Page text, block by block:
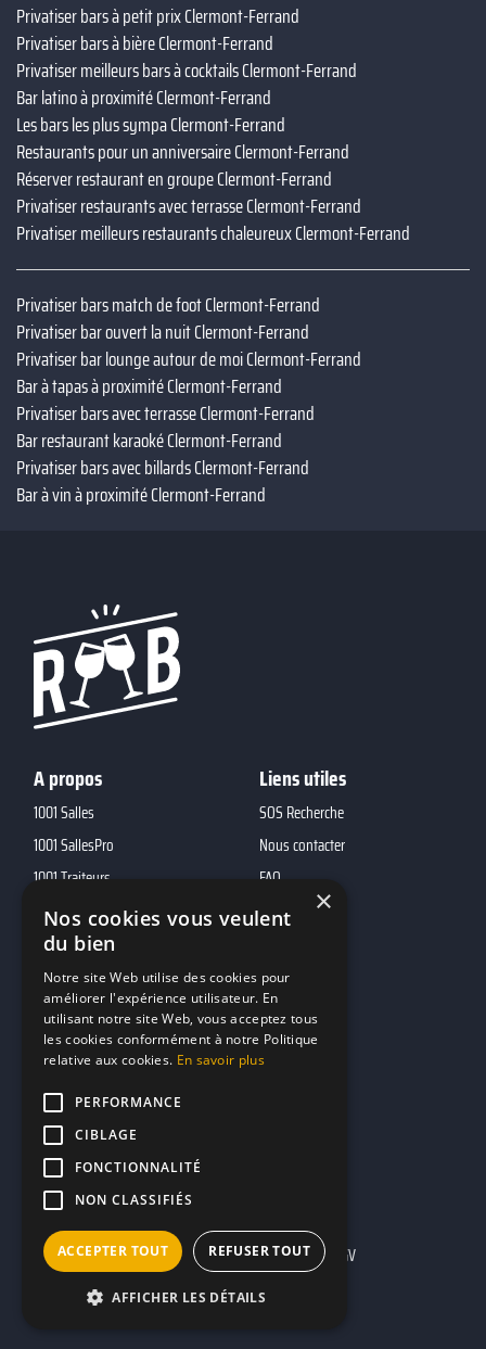
Privatiser bars à petit prix Clermont-Ferrand
Privatiser bars à bière Clermont-Ferrand
Privatiser meilleurs bars à cocktails Clermont-Ferrand
Bar latino à proximité Clermont-Ferrand
Les bars les plus sympa Clermont-Ferrand
Restaurants pour un anniversaire Clermont-Ferrand
Réserver restaurant en groupe Clermont-Ferrand
Privatiser restaurants avec terrasse Clermont-Ferrand
Privatiser meilleurs restaurants chaleureux Clermont-Ferrand
Privatiser bars match de foot Clermont-Ferrand
Privatiser bar ouvert la nuit Clermont-Ferrand
Privatiser bar lounge autour de moi Clermont-Ferrand
Bar à tapas à proximité Clermont-Ferrand
Privatiser bars avec terrasse Clermont-Ferrand
Bar restaurant karaoké Clermont-Ferrand
Privatiser bars avec billards Clermont-Ferrand
Bar à vin à proximité Clermont-Ferrand
A propos
1001 Salles
1001 SallesPro
1001 Traiteurs
1001 DJ
10h01
MP2
Liens utiles
SOS Recherche
Nous contacter
FAQ
Contacts
marketing@reserverunbar.fr
11 rue Maurice Grandcoing
94200 Ivry-sur-Seine
Mentions légales CGU CGV
×
Nos cookies vous veulent
du bien
Notre site Web utilise des cookies pour
améliorer l'expérience utilisateur. En
utilisant notre site Web, vous acceptez tous
les cookies conformément à notre Politique
relative aux cookies. En savoir plus
PERFORMANCE
CIBLAGE
FONCTIONNALITÉ
NON CLASSIFIÉS
ACCEPTER TOUT REFUSER TOUT
AFFICHER LES DÉTAILS